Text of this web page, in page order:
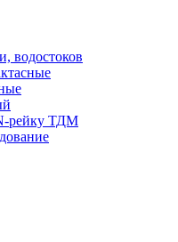
водостоков
рейку ТДМ